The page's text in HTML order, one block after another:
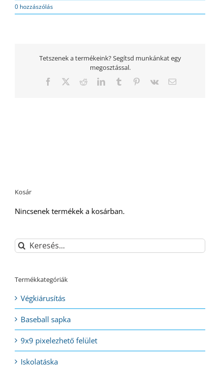
0 hozzászólás
Tetszenek a termékeink? Segítsd munkánkat egy
megosztással.
Facebook
TwitterRedditLinkedInTumblr Pinterest
Vk Email:
Kosár
Nincsenek termékek a kosárban.
Keresés...
Termékkategóriák
Végkiárusítás
Baseball sapka
9x9 pixelezhető felület
Iskolatáska